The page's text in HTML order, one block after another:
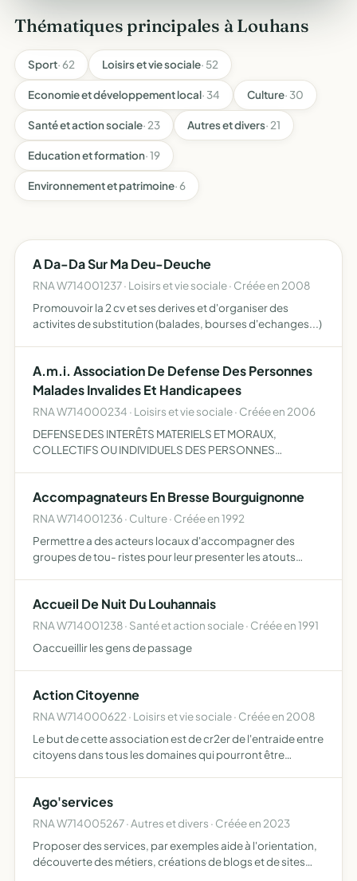
Thématiques principales à Louhans
Sport· 62 Loisirs et vie sociale· 52
Economie et développement local· 34 Culture· 30
Santé et action sociale· 23 Autres et divers· 21
Education et formation· 19
Environnement et patrimoine· 6
A Da-Da Sur Ma Deu-Deuche
RNA W714001237 · Loisirs et vie sociale · Créée en 2008
Promouvoir la 2 cv et ses derives et d'organiser des
activites de substitution (balades, bourses d'echanges...)
A.m.i. Association De Defense Des Personnes
Malades Invalides Et Handicapees
RNA W714000234 · Loisirs et vie sociale · Créée en 2006
DEFENSE DES INTERÊTS MATERIELS ET MORAUX,
COLLECTIFS OU INDIVIDUELS DES PERSONNES
L'ORIGINE DE LEUR HANDICAP. CETTE DEFENSE
S'EXERCE …
Accompagnateurs En Bresse Bourguignonne
RNA W714001236 · Culture · Créée en 1992
Permettre a des acteurs locaux d'accompagner des
groupes de tou- ristes pour leur presenter les atouts
Accueil De Nuit Du Louhannais
RNA W714001238 · Santé et action sociale · Créée en 1991
Oaccueillir les gens de passage
Action Citoyenne
RNA W714000622 · Loisirs et vie sociale · Créée en 2008
Le but de cette association est de cr2er de l'entraide entre
citoyens dans tous les domaines qui pourront être
Ago'services
RNA W714005267 · Autres et divers · Créée en 2023
Proposer des services, par exemples aide à l'orientation,
découverte des métiers, créations de blogs et de sites